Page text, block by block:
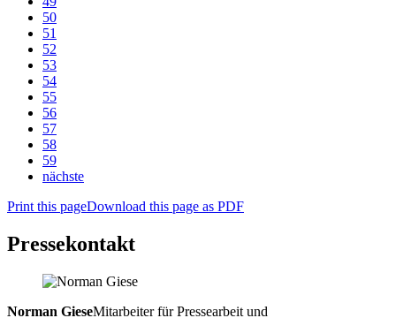
50
51
52
53
54
55
56
57
58
59
nächste
Print this pageDownload this page as PDF
Pressekontakt
Norman GieseMitarbeiter für Pressearbeit und